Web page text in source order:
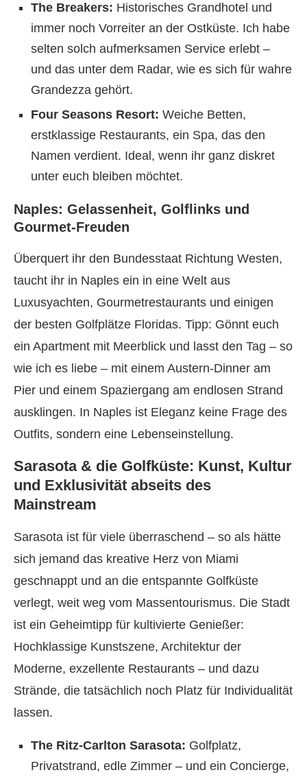
The Breakers: Historisches Grandhotel und
immer noch Vorreiter an der Ostküste. Ich habe
selten solch aufmerksamen Service erlebt –
und das unter dem Radar, wie es sich für wahre
Grandezza gehört.
Four Seasons Resort: Weiche Betten,
erstklassige Restaurants, ein Spa, das den
Namen verdient. Ideal, wenn ihr ganz diskret
unter euch bleiben möchtet.
Naples: Gelassenheit, Golflinks und
Gourmet-Freuden
Überquert ihr den Bundesstaat Richtung Westen,
taucht ihr in Naples ein in eine Welt aus
Luxusyachten, Gourmetrestaurants und einigen
der besten Golfplätze Floridas. Tipp: Gönnt euch
ein Apartment mit Meerblick und lasst den Tag – so
wie ich es liebe – mit einem Austern-Dinner am
Pier und einem Spaziergang am endlosen Strand
ausklingen. In Naples ist Eleganz keine Frage des
Outfits, sondern eine Lebenseinstellung.
Sarasota & die Golfküste: Kunst, Kultur
und Exklusivität abseits des
Mainstream
Sarasota ist für viele überraschend – so als hätte
sich jemand das kreative Herz von Miami
geschnappt und an die entspannte Golfküste
verlegt, weit weg vom Massentourismus. Die Stadt
ist ein Geheimtipp für kultivierte Genießer:
Hochklassige Kunstszene, Architektur der
Moderne, exzellente Restaurants – und dazu
Strände, die tatsächlich noch Platz für Individualität
lassen.
The Ritz-Carlton Sarasota: Golfplatz,
Privatstrand, edle Zimmer – und ein Concierge,